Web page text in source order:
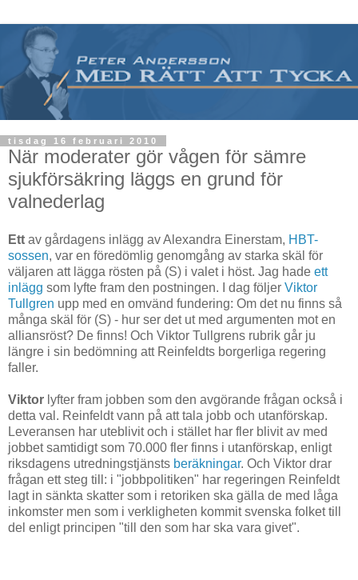
tisdag 16 februari 2010
När moderater gör vågen för sämre
sjukförsäkring läggs en grund för
valnederlag
Ett av gårdagens inlägg av Alexandra Einerstam, HBT-
sossen, var en föredömlig genomgång av starka skäl för
väljaren att lägga rösten på (S) i valet i höst. Jag hade ett
inlägg som lyfte fram den postningen. I dag följer Viktor
Tullgren upp med en omvänd fundering: Om det nu finns så
många skäl för (S) - hur ser det ut med argumenten mot en
alliansröst? De finns! Och Viktor Tullgrens rubrik går ju
längre i sin bedömning att Reinfeldts borgerliga regering
faller.
Viktor lyfter fram jobben som den avgörande frågan också i
detta val. Reinfeldt vann på att tala jobb och utanförskap.
Leveransen har uteblivit och i stället har fler blivit av med
jobbet samtidigt som 70.000 fler finns i utanförskap, enligt
riksdagens utredningstjänsts beräkningar. Och Viktor drar
frågan ett steg till: i "jobbpolitiken" har regeringen Reinfeldt
lagt in sänkta skatter som i retoriken ska gälla de med låga
inkomster men som i verkligheten kommit svenska folket till
del enligt principen "till den som har ska vara givet".